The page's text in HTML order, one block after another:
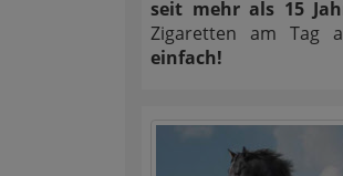
seit mehr als 15
Zigaretten am
einfach!